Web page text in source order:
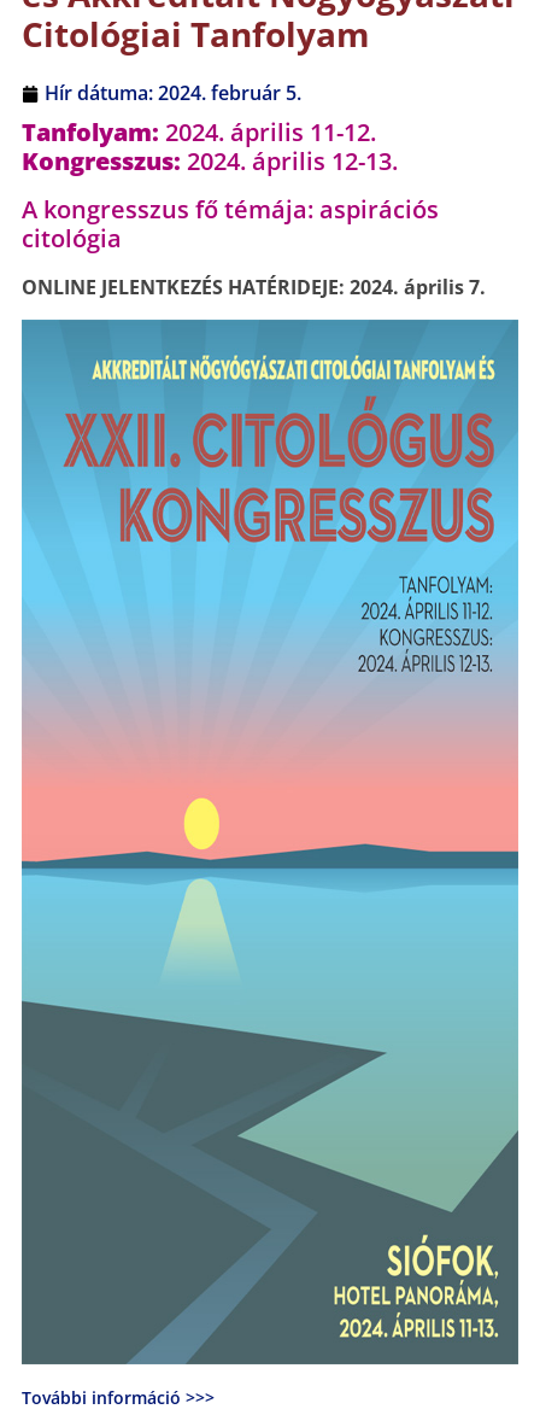
Citológiai Tanfolyam
Hír dátuma:2024. február 5.
Tanfolyam: 2024. április 11-12.
Kongresszus: 2024. április 12-13.
A kongresszus fő témája: aspirációs
citológia
ONLINE JELENTKEZÉS HATÉRIDEJE: 2024. április 7.
További információ >>>